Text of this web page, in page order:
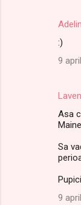
:)
9
Asa
Sa
9